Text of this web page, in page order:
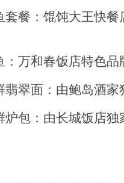
：馄饨大王快餐
万和春饭店特色
翠面：由鲍岛酒家
：由长城饭店独